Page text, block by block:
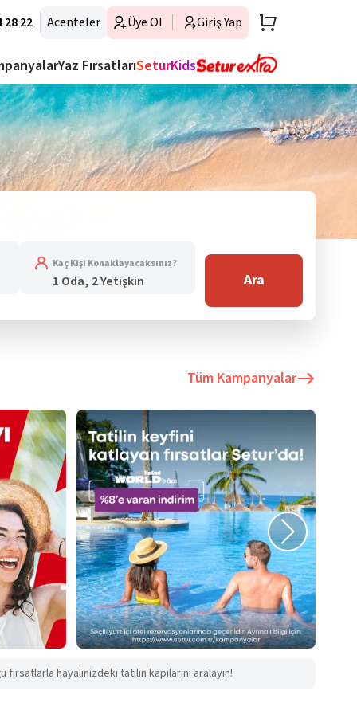
28 22 Acenteler Üye Ol Giriş Yap
Yaz FırsatlarıSeturKids
Kaç Kişi Konaklayacaksınız?
1 Oda, 2 Yetişkin Ara
Tüm Kampanyalar
hayalinizdeki tatilin kapılarını aralayın!